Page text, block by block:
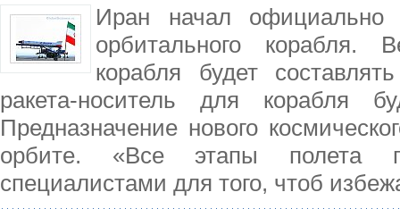
Иран начал официально
орбитального корабля.
корабля будет
ракета-носитель для корабля
Предназначение нового
орбите. «Все этапы полета
специалистами для того, чтоб